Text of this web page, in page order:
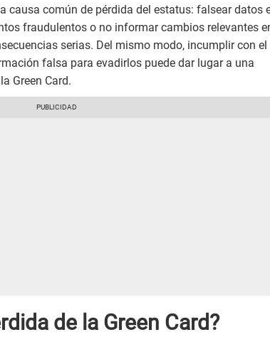
causa común de pérdida del estatus: falsear datos
fraudulentos o no informar cambios relevantes
serias. Del mismo modo, incumplir con el
falsa para evadirlos puede dar lugar a una
Green Card.
de la Green Card?